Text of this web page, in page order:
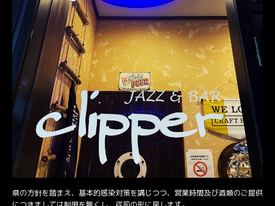
県の方針を踏まえ、基本的感染対策を講じつつ、営業時間及び酒類のご提供